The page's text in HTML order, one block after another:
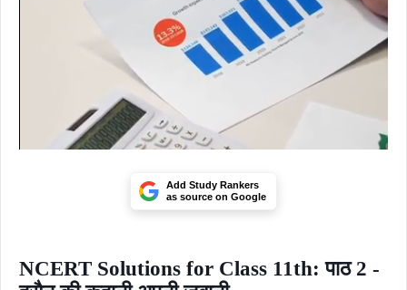
Add Study Rankers
as source on Google
NCERT Solutions for Class 11th: पाठ 2 -